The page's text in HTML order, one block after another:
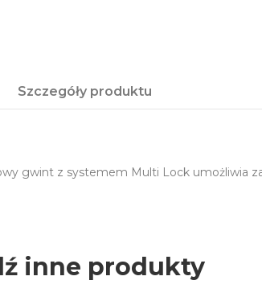
Szczegóły produktu
gwint z systemem Multi Lock umożliwia
inne produkty